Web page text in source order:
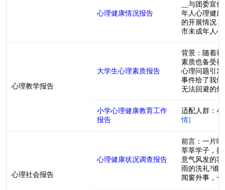
心理健康情况报告
__与团委宣
年人心理健
的开展情况
市未成年人
心理教学报告
大学生心理素质报告
背景：随着
素质也备受
心理问题引
事件给了我
无法回避的
小学心理健康教育工作
报告
适配人群：
情]
心理社会报告
心理健康状况调查报告
前言：一片
莘莘学子，
意气风发的
雨的洗礼?谁
闻窗外事，